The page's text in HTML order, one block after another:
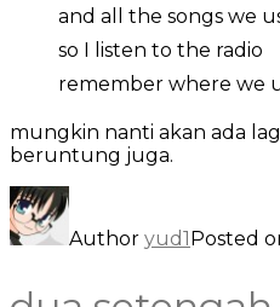
and all the songs we
so I listen to the radio
remember where we
mungkin nanti akan ada
beruntung juga.
Author yud1 Posted